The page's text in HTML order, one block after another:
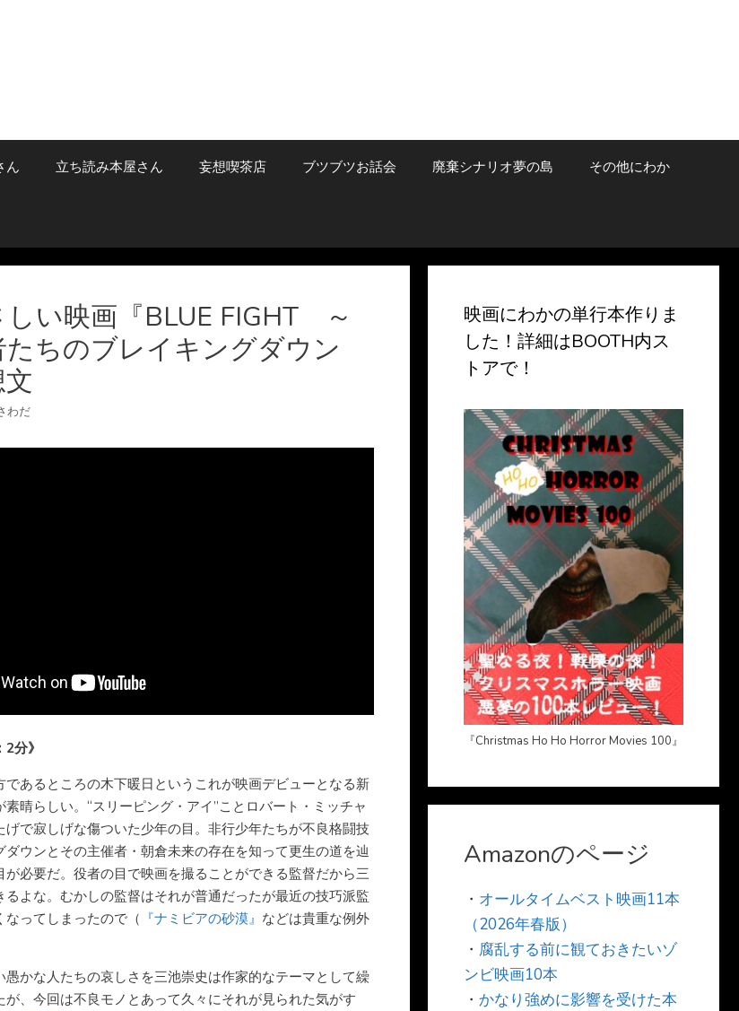
ん 立ち読み本屋さん 妄想喫茶店 ブツブツお話会 廃棄シナリオ夢の島 その他にわか
しい映画『BLUE FIGHT ～
ちのブレイキングダウン
わだ
分》
であるところの木下暖日というこれが映画デビューとなる新
素晴らしい。“スリーピング・アイ”ことロバート・ミッチャ
げで寂しげな傷ついた少年の目。非行少年たちが不良格闘技
ダウンとその主催者・朝倉未来の存在を知って更生の道を辿
が必要だ。役者の目で映画を撮ることができる監督だから三
るよな。むかしの監督はそれが普通だったが最近の技巧派監
なってしまったので（ 『ナミビアの砂漠』 などは貴重な例外
愚かな人たちの哀しさを三池崇史は作家的なテーマとして繰
が、今回は不良モノとあって久々にそれが見られた気がす
映画にわかの単行本作りま
した！詳細はBOOTH内ス
トアで！
『Christmas Ho Ho Horror Movies 100』
Amazonのページ
・ オールタイムベスト映画11本
（2026年春版）
・ 腐乱する前に観ておきたいゾ
ンビ映画10本
・ かなり強めに影響を受けた本